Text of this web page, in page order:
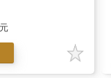
元